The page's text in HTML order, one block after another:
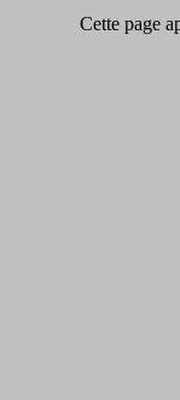
Cette page